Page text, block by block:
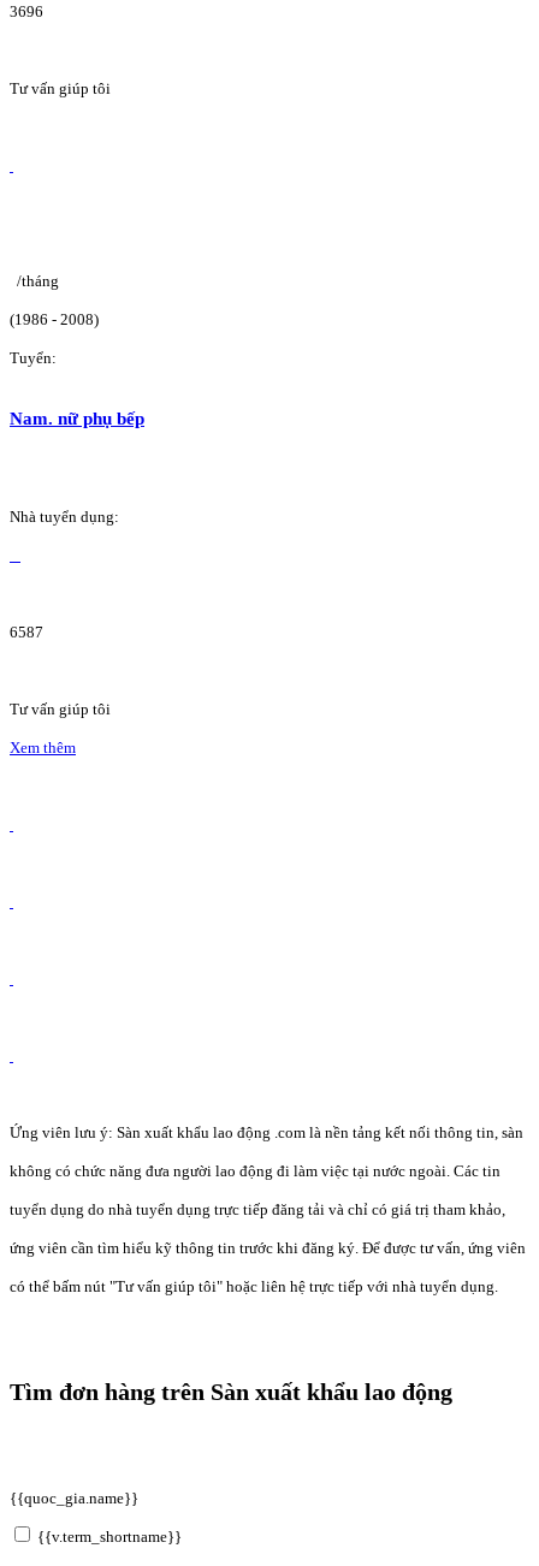
3696
Tư vấn giúp tôi
/tháng
(1986 - 2008)
Tuyển:
Nam. nữ phụ bếp
Nhà tuyển dụng:
6587
Tư vấn giúp tôi
Xem thêm
Ứng viên lưu ý: Sàn xuất khẩu lao động .com là nền tảng kết nối thông tin, sàn
không có chức năng đưa người lao động đi làm việc tại nước ngoài. Các tin
tuyển dụng do nhà tuyển dụng trực tiếp đăng tải và chỉ có giá trị tham khảo,
ứng viên cần tìm hiểu kỹ thông tin trước khi đăng ký. Để được tư vấn, ứng viên
có thể bấm nút "Tư vấn giúp tôi" hoặc liên hệ trực tiếp với nhà tuyển dụng.
Tìm đơn hàng trên Sàn xuất khẩu lao động
{{quoc_gia.name}}
{{v.term_shortname}}